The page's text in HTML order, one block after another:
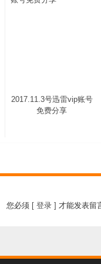
2017.11.3号迅雷vip账号
免费分享
您必须 [ 登录 ] 才能发表留